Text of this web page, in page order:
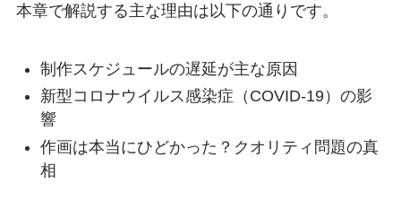
本章で解説する主な理由は以下の通りです。
制作スケジュールの遅延が主な原因
新型コロナウイルス感染症（COVID-19）の影
響
作画は本当にひどかった？クオリティ問題の真
相